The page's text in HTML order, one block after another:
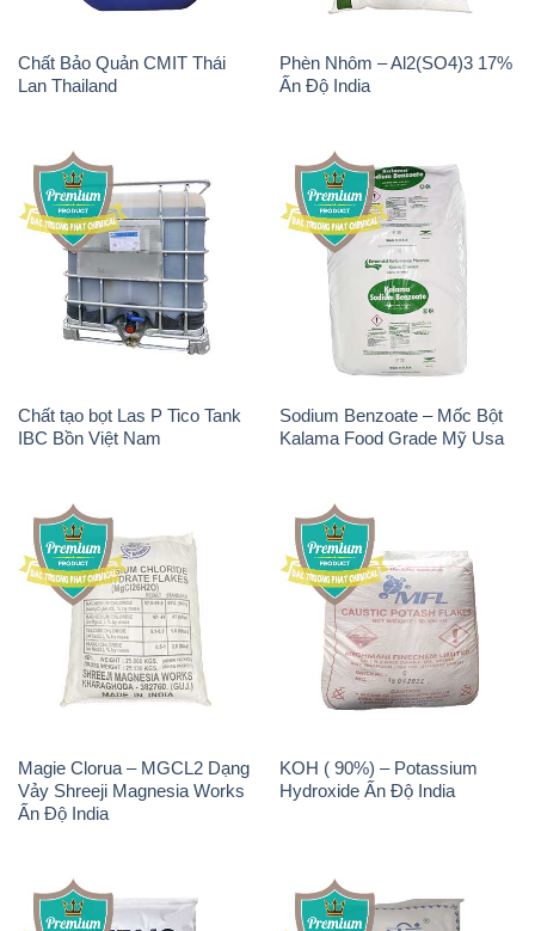
Chất Bảo Quản CMIT Thái
Lan Thailand
Phèn Nhôm – Al2(SO4)3 17%
Ấn Độ India
Chất tạo bọt Las P Tico Tank
IBC Bồn Việt Nam
Sodium Benzoate – Mốc Bột
Kalama Food Grade Mỹ Usa
Magie Clorua – MGCL2 Dạng
Vảy Shreeji Magnesia Works
Ấn Độ India
KOH ( 90%) – Potassium
Hydroxide Ấn Độ India